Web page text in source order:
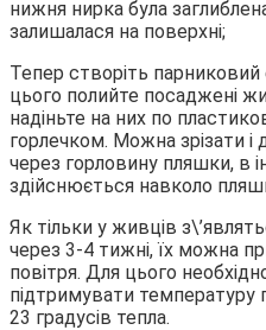
нижня нирка була
залишалася на поверхні;
Тепер створіть
цього полийте посаджені
надіньте на них по
горлечком. Можна зрізати
через горловину пляшки, в
здійснюється навколо
Як тільки у живців
через 3-4 тижні, їх можна
повітря. Для цього
підтримувати температуру
23 градусів тепла.